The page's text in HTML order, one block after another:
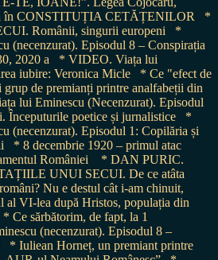
în CONSTITUȚIA CETĂȚENILOR
*
Românii, singurii europeni
*
(necenzurat). Episodul 8 – Conspirația
2020 a
* VIDEO. Viața lui
iubire: Veronica Micle
* Ce "efect de
grup de premianți printre analfabeții din
lui Eminescu (Necenzurat). Episodul
Începuturile poetice și jurnalistice
*
(necenzurat). Episodul 1: Copilăria și
* 8 decembrie 1920 – primul atac
României
* DAN PURIC.
UNUI SECUI. De ce atâta
Nu e destul cât i-am chinuit,
al VI-lea după Hristos, populația din
* Ce sărbătorim, de fapt, la 1
(necenzurat). Episodul 8 –
* Iuliean Horneț, un premiant printre